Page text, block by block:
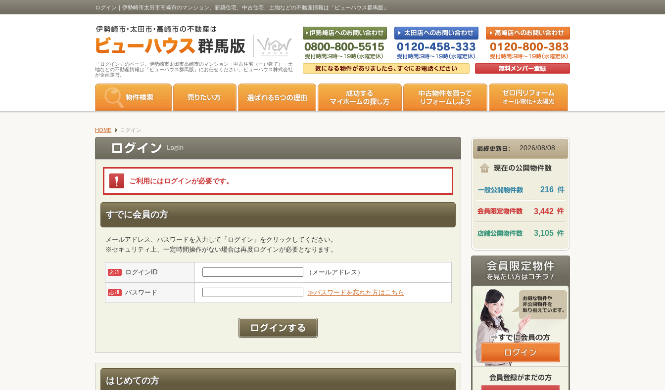
ログイン｜伊勢崎市太田市高崎市のマンション、新築住宅、中古住宅、土地などの不動産情報は「ビューハウス群馬版」
「ログイン」のページ。伊勢崎市太田市高崎市のマンション・中古住宅（一戸建て）・土
地などの不動産情報は「ビューハウス群馬版」にお任せください。ビューハウス株式会社
が企画運営。
HOME ログイン
ご利用にはログインが必要です。
すでに会員の方
メールアドレス、パスワードを入力して「ログイン」をクリックしてください。
※セキュリティ上、一定時間操作がない場合は再度ログインが必要となります。
ログインID （メールアドレス）
パスワード ≫パスワードを忘れた方はこちら
はじめての方
2026/08/08
216
3,442
3,105